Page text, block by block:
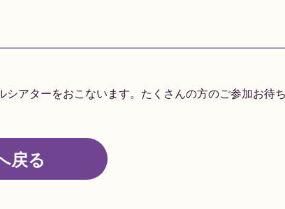
アターをおこないます。たくさんの方のご参加お待ち
戻る